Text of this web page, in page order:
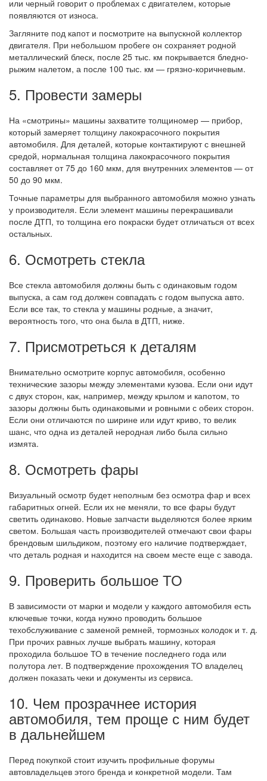
или черный говорит о проблемах с двигателем, которые
появляются от износа.
Загляните под капот и посмотрите на выпускной коллектор
двигателя. При небольшом пробеге он сохраняет родной
металлический блеск, после 25 тыс. км покрывается бледно-
рыжим налетом, а после 100 тыс. км — грязно-коричневым.
5. Провести замеры
На «смотрины» машины захватите толщиномер — прибор,
который замеряет толщину лакокрасочного покрытия
автомобиля. Для деталей, которые контактируют с внешней
средой, нормальная толщина лакокрасочного покрытия
составляет от 75 до 160 мкм, для внутренних элементов — от
50 до 90 мкм.
Точные параметры для выбранного автомобиля можно узнать
у производителя. Если элемент машины перекрашивали
после ДТП, то толщина его покраски будет отличаться от всех
остальных.
6. Осмотреть стекла
Все стекла автомобиля должны быть с одинаковым годом
выпуска, а сам год должен совпадать с годом выпуска авто.
Если все так, то стекла у машины родные, а значит,
вероятность того, что она была в ДТП, ниже.
7. Присмотреться к деталям
Внимательно осмотрите корпус автомобиля, особенно
технические зазоры между элементами кузова. Если они идут
с двух сторон, как, например, между крылом и капотом, то
зазоры должны быть одинаковыми и ровными с обеих сторон.
Если они отличаются по ширине или идут криво, то велик
шанс, что одна из деталей неродная либо была сильно
измята.
8. Осмотреть фары
Визуальный осмотр будет неполным без осмотра фар и всех
габаритных огней. Если их не меняли, то все фары будут
светить одинаково. Новые запчасти выделяются более ярким
светом. Большая часть производителей отмечают свои фары
брендовым шильдиком, поэтому его наличие подтверждает,
что деталь родная и находится на своем месте еще с завода.
9. Проверить большое ТО
В зависимости от марки и модели у каждого автомобиля есть
ключевые точки, когда нужно проводить большое
техобслуживание с заменой ремней, тормозных колодок и т. д.
При прочих равных лучше выбрать машину, которая
проходила большое ТО в течение последнего года или
полутора лет. В подтверждение прохождения ТО владелец
должен показать чеки и документы из сервиса.
10. Чем прозрачнее история
автомобиля, тем проще с ним будет
в дальнейшем
Перед покупкой стоит изучить профильные форумы
автовладельцев этого бренда и конкретной модели. Там